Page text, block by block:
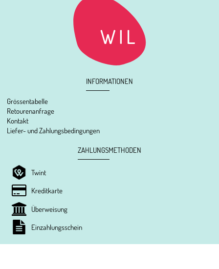
INFORMATIONEN
Grössentabelle
Retourenanfrage
Kontakt
Liefer- und Zahlungsbedingungen
ZAHLUNGSMETHODEN
Twint
Kreditkarte
Überweisung
Einzahlungsschein